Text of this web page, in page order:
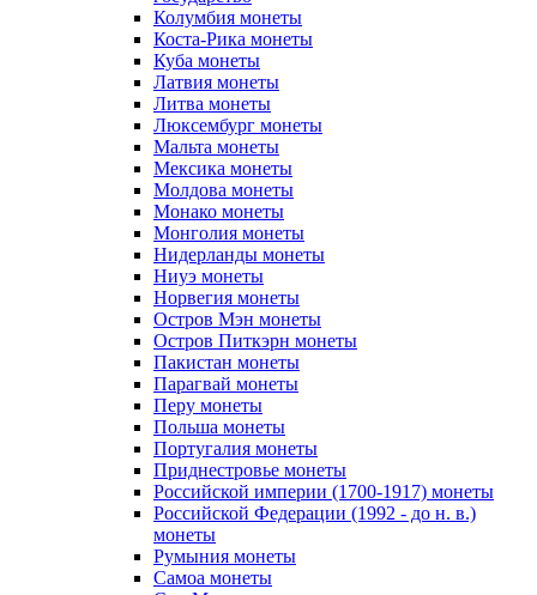
Колумбия монеты
Коста-Рика монеты
Куба монеты
Латвия монеты
Литва монеты
Люксембург монеты
Мальта монеты
Мексика монеты
Молдова монеты
Монако монеты
Монголия монеты
Нидерланды монеты
Ниуэ монеты
Норвегия монеты
Остров Мэн монеты
Остров Питкэрн монеты
Пакистан монеты
Парагвай монеты
Перу монеты
Польша монеты
Португалия монеты
Приднестровье монеты
Российской империи (1700-1917) монеты
Российской Федерации (1992 - до н. в.)
монеты
Румыния монеты
Самоа монеты